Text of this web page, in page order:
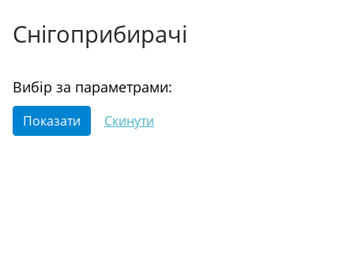
Снігоприбирачі
Вибір за параметрами: